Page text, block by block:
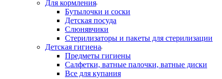
Для кормления
Бутылочки и соски
Детская посуда
Слюнявчики
Стерилизаторы и пакеты для стерилизации
Детская гигиена
Предметы гигиены
Салфетки, ватные палочки, ватные диски
Все для купания